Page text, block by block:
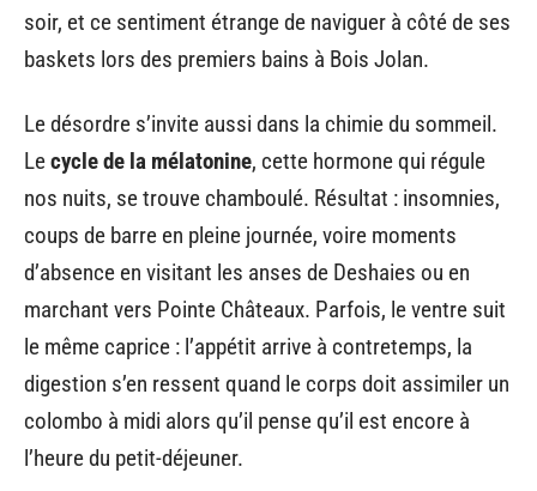
soir, et ce sentiment étrange de naviguer à côté de ses
baskets lors des premiers bains à Bois Jolan.
Le désordre s’invite aussi dans la chimie du sommeil.
Lecycle de la mélatonine, cette hormone qui régule
nos nuits, se trouve chamboulé. Résultat : insomnies,
coups de barre en pleine journée, voire moments
d’absence en visitant les anses de Deshaies ou en
marchant vers Pointe Châteaux. Parfois, le ventre suit
le même caprice : l’appétit arrive à contretemps, la
digestion s’en ressent quand le corps doit assimiler un
colombo à midi alors qu’il pense qu’il est encore à
l’heure du petit-déjeuner.